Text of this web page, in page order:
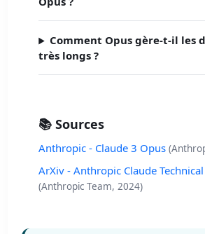
Comment Opus gère-t-il les
très longs ?
📚 Sources
Anthropic - Claude 3 Opus
ArXiv - Anthropic Claude
(Anthropic Team, 2024)